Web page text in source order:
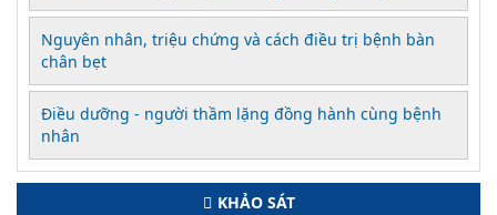
Nguyên nhân, triệu chứng và cách điều trị bệnh bàn
chân bẹt
Điều dưỡng - người thầm lặng đồng hành cùng bệnh
nhân
KHẢO SÁT